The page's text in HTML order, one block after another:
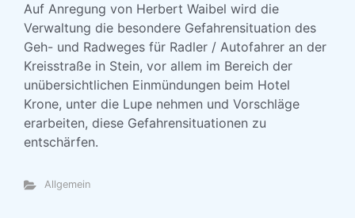
Auf Anregung von Herbert Waibel wird die
Verwaltung die besondere Gefahrensituation des
Geh- und Radweges für Radler / Autofahrer an der
Kreisstraße in Stein, vor allem im Bereich der
unübersichtlichen Einmündungen beim Hotel
Krone, unter die Lupe nehmen und Vorschläge
erarbeiten, diese Gefahrensituationen zu
entschärfen.
Allgemein